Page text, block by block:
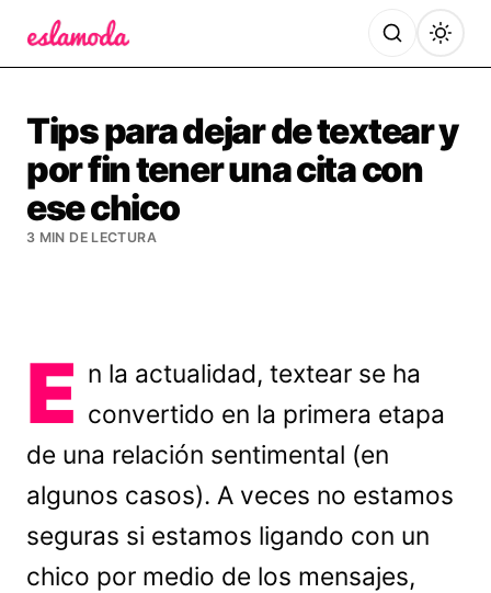
Tips para dejar de textear y
por fin tener una cita con
ese chico
3 MIN DE LECTURA
E n la actualidad, textear se ha
convertido en la primera etapa
de una relación sentimental (en
algunos casos). A veces no estamos
seguras si estamos ligando con un
chico por medio de los mensajes,